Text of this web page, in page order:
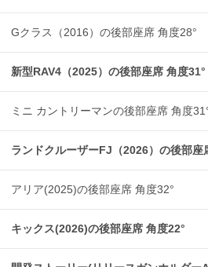
Gクラス（2016）の後部座席 角度28°
新型RAV4（2025）の後部座席 角度31°
ミニ カントリーマンの後部座席 角度
ランドクルーザーFJ（2026）の後部座
アリア(2025)の後部座席 角度32°
キックス(2026)の後部座席 角度22°